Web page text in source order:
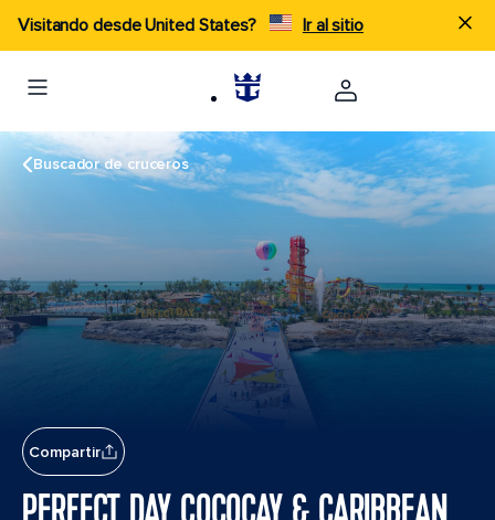
Visitando desde United States? Ir al sitio
Buscador de cruceros
Compartir